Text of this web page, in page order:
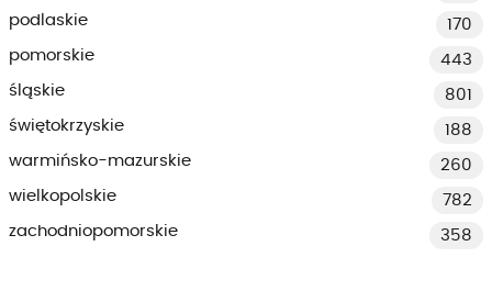
podlaskie
170
pomorskie
443
śląskie
801
świętokrzyskie
188
warmińsko-mazurskie
260
wielkopolskie
782
zachodniopomorskie
358